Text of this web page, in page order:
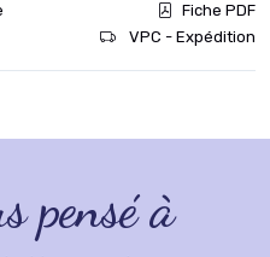
Fiche PDF
VPC - Expédition
pensé à